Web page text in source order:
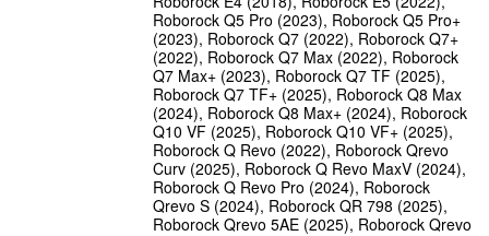
Roborock Q5 Pro (2023), Roborock Q5 Pro+
(2023), Roborock Q7 (2022), Roborock Q7+
(2022), Roborock Q7 Max (2022), Roborock
Q7 Max+ (2023), Roborock Q7 TF (2025),
Roborock Q7 TF+ (2025), Roborock Q8 Max
(2024), Roborock Q8 Max+ (2024), Roborock
Q10 VF (2025), Roborock Q10 VF+ (2025),
Roborock Q Revo (2022), Roborock Qrevo
Curv (2025), Roborock Q Revo MaxV (2024),
Roborock Q Revo Pro (2024), Roborock
Qrevo S (2024), Roborock QR 798 (2025),
Roborock Qrevo 5AE (2025), Roborock Qrevo